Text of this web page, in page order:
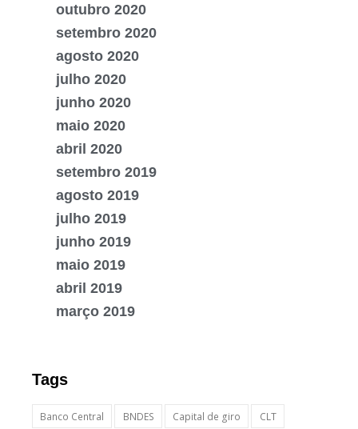
outubro 2020
setembro 2020
agosto 2020
julho 2020
junho 2020
maio 2020
abril 2020
setembro 2019
agosto 2019
julho 2019
junho 2019
maio 2019
abril 2019
março 2019
Tags
Banco Central BNDES Capital de giro
CLT